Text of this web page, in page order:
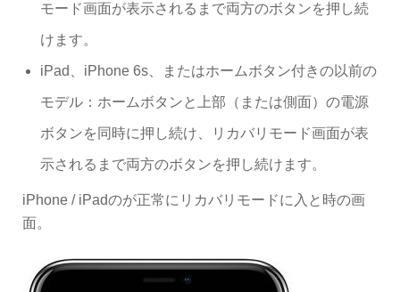
モード画面が表示されるまで両方のボタンを押し続
けます。
iPad、iPhone 6s、またはホームボタン付きの以前の
モデル：ホームボタンと上部（または側面）の電源
ボタンを同時に押し続け、リカバリモード画面が表
示されるまで両方のボタンを押し続けます。
iPhone / iPadのが正常にリカバリモードに入と時の画
面。